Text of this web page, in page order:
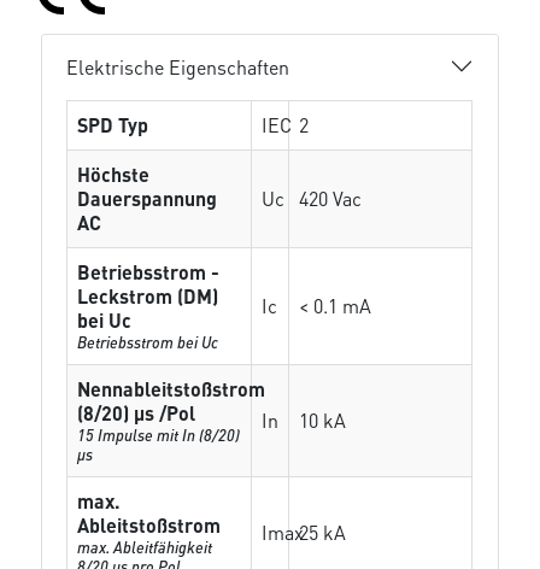
Elektrische Eigenschaften
SPD Typ IEC 2
Höchste
Dauerspannung
AC
Uc 420 Vac
Betriebsstrom -
Leckstrom (DM)
bei Uc
Betriebsstrom bei Uc
Ic < 0.1 mA
Nennableitstoßstrom
(8/20) µs /Pol
15 Impulse mit In (8/20)
µs
In 10 kA
max.
Ableitstoßstrom
max. Ableitfähigkeit
Imax25 kA